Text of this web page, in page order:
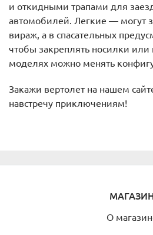
и откидными трапами для
автомобилей. Легкие — могут
вираж, а в спасательных
чтобы закреплять носилки или
моделях можно менять
Закажи вертолет на нашем
навстречу приключениям!
О